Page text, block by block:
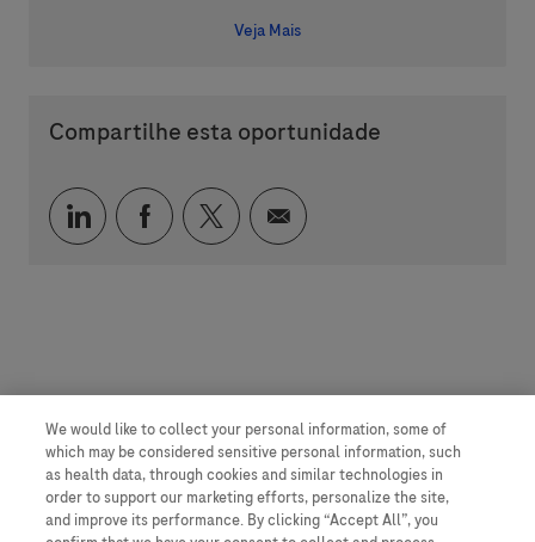
Veja Mais
Compartilhe esta oportunidade
Compartilhar via LinkedIn
Compartilhar via Facebook
Compartilhar via twitter
Compartilhar via e-
We would like to collect your personal information, some of
which may be considered sensitive personal information, such
as health data, through cookies and similar technologies in
order to support our marketing efforts, personalize the site,
and improve its performance. By clicking “Accept All”, you